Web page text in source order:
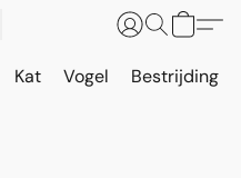
Kat Vogel Bestrijding